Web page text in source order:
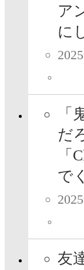
ア
に
だ
「
で
友